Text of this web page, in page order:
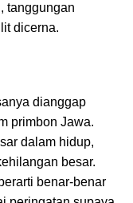
tanggungan
dicerna.
dianggap
primbon Jawa.
dalam hidup,
besar.
benar-benar